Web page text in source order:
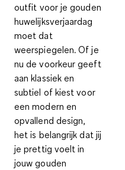
outfit voor je gouden
huwelijksverjaardag
moet dat
weerspiegelen. Of je
nu de voorkeur geeft
aan klassiek en
subtiel of kiest voor
een modern en
opvallend design,
het is belangrijk dat jij
je prettig voelt in
jouw gouden